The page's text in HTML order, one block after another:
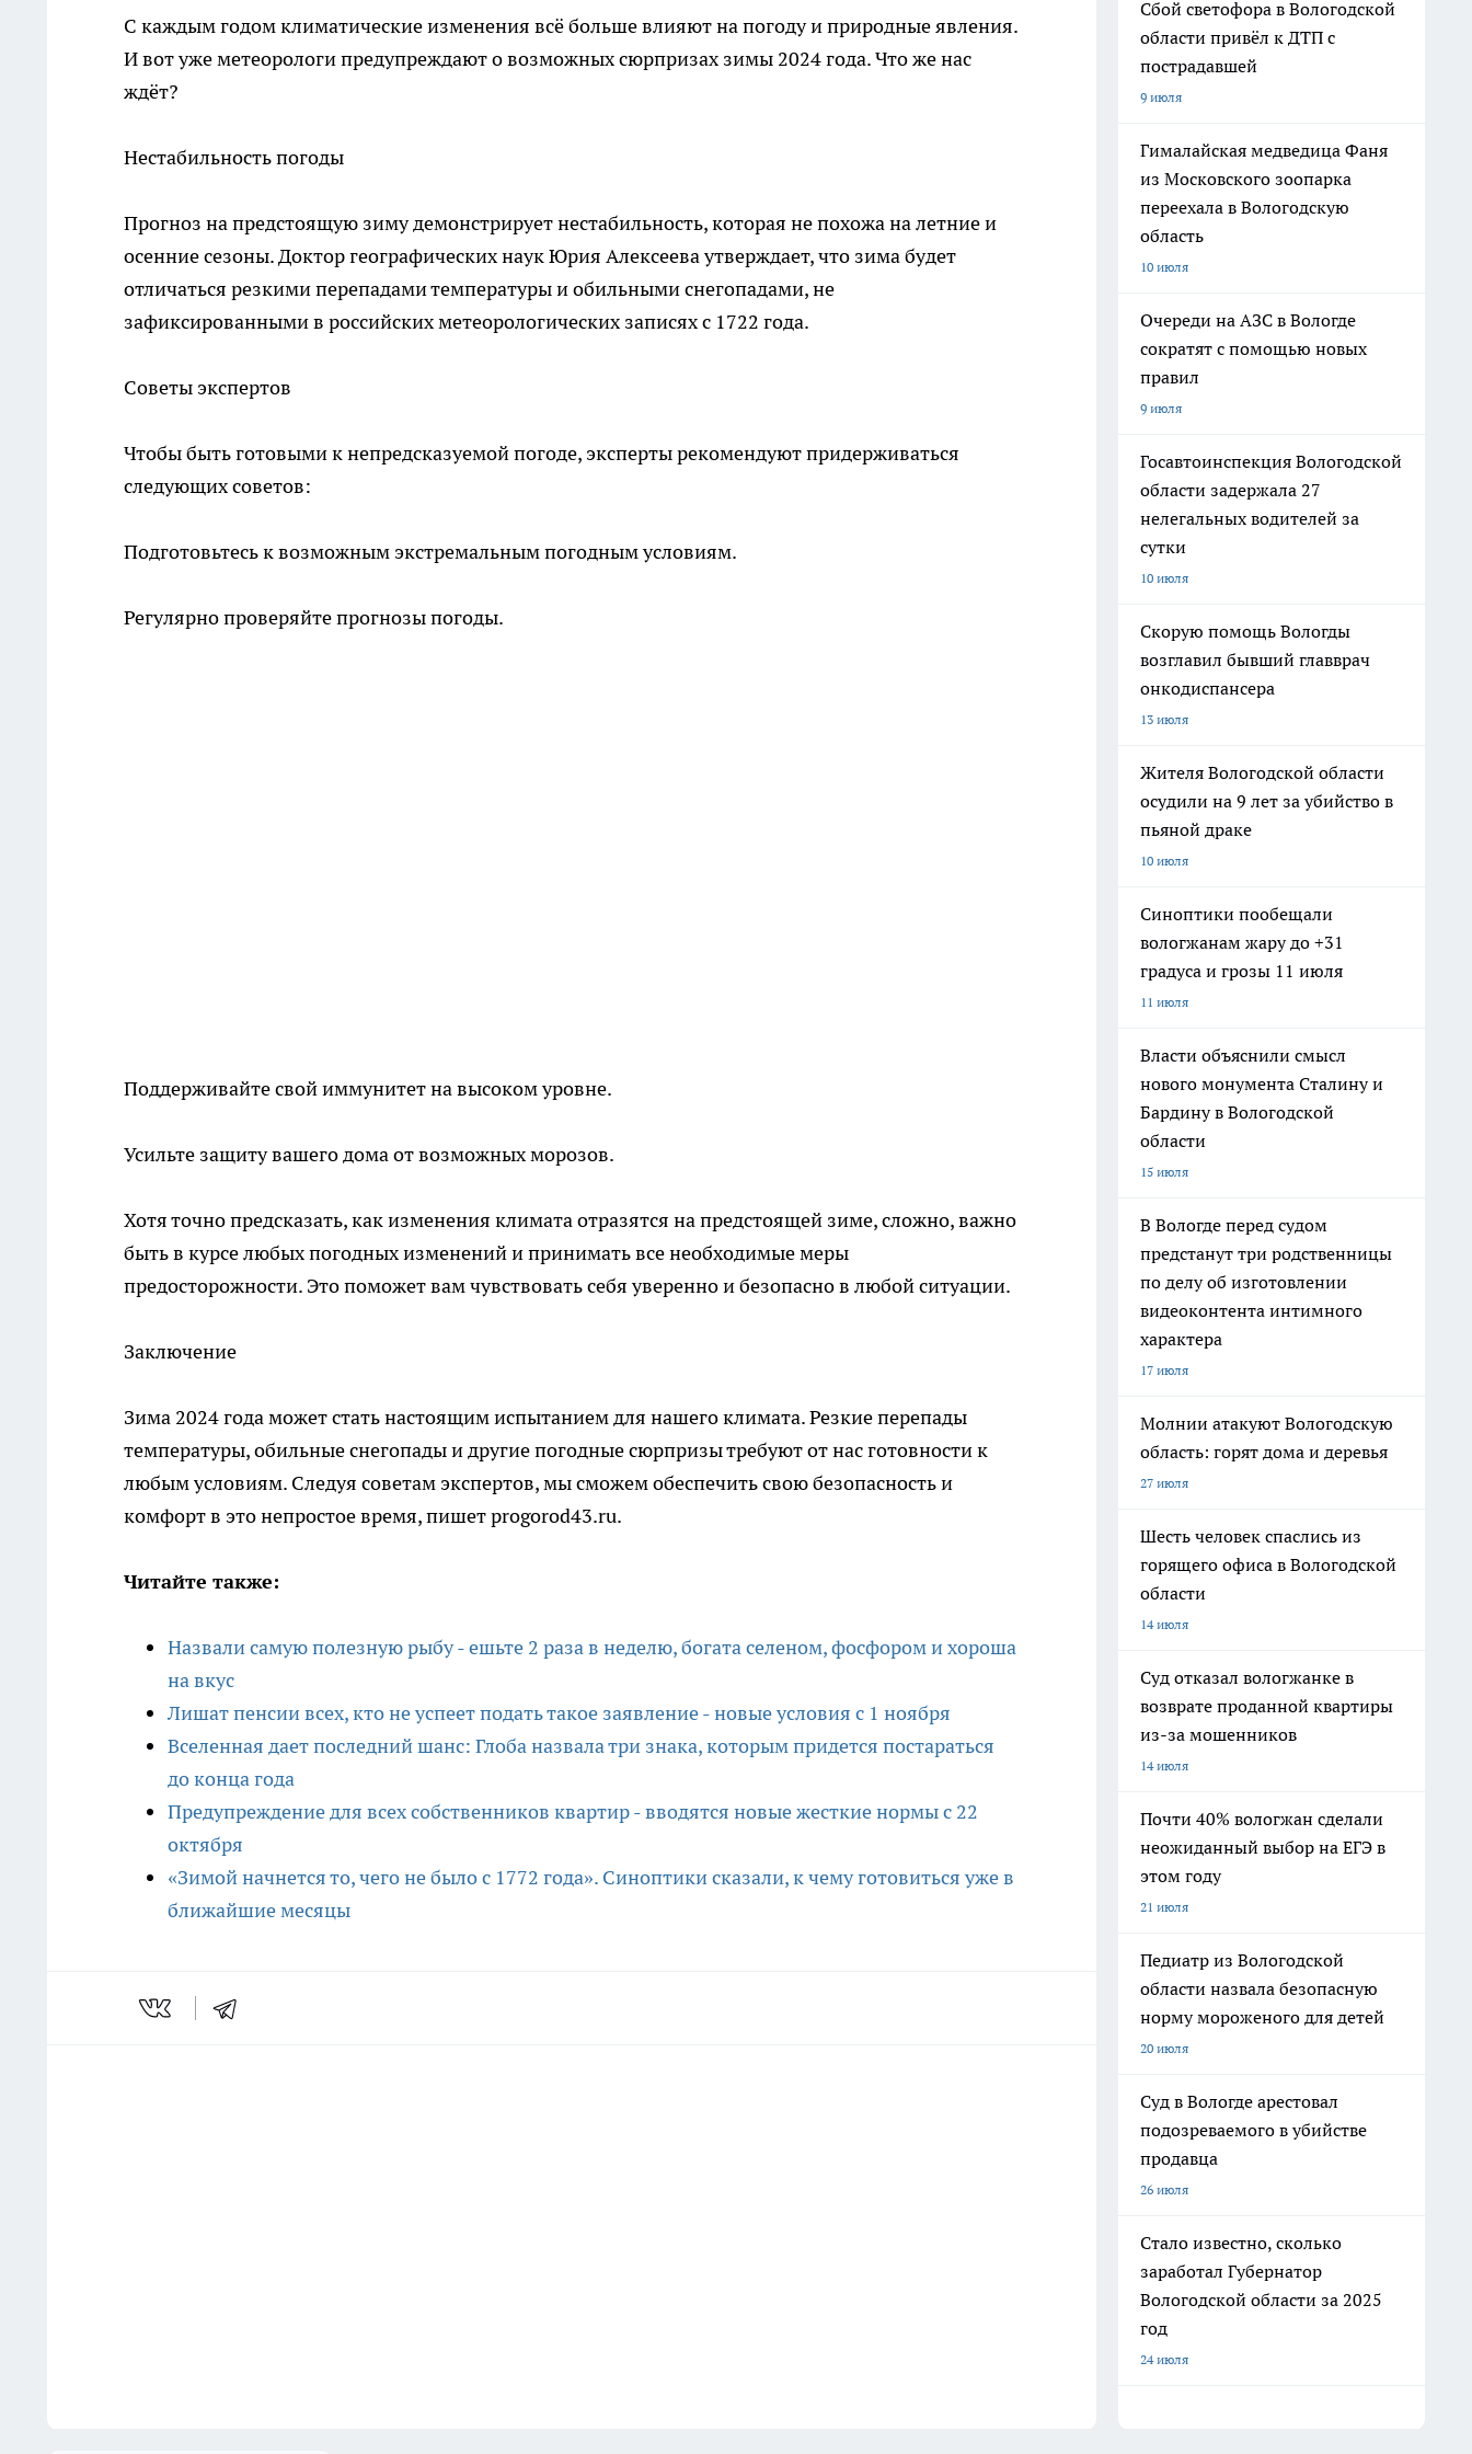
С каждым годом климатические изменения всё больше влияют на погоду и природные явления.
И вот уже метеорологи предупреждают о возможных сюрпризах зимы 2024 года. Что же нас
ждёт?
Нестабильность погоды
Прогноз на предстоящую зиму демонстрирует нестабильность, которая не похожа на летние и
осенние сезоны. Доктор географических наук Юрия Алексеева утверждает, что зима будет
отличаться резкими перепадами температуры и обильными снегопадами, не
зафиксированными в российских метеорологических записях с 1722 года.
Советы экспертов
Чтобы быть готовыми к непредсказуемой погоде, эксперты рекомендуют придерживаться
следующих советов:
Подготовьтесь к возможным экстремальным погодным условиям.
Регулярно проверяйте прогнозы погоды.
Поддерживайте свой иммунитет на высоком уровне.
Усильте защиту вашего дома от возможных морозов.
Хотя точно предсказать, как изменения климата отразятся на предстоящей зиме, сложно, важно
быть в курсе любых погодных изменений и принимать все необходимые меры
предосторожности. Это поможет вам чувствовать себя уверенно и безопасно в любой ситуации.
Заключение
Зима 2024 года может стать настоящим испытанием для нашего климата. Резкие перепады
температуры, обильные снегопады и другие погодные сюрпризы требуют от нас готовности к
любым условиям. Следуя советам экспертов, мы сможем обеспечить свою безопасность и
комфорт в это непростое время, пишет progorod43.ru.
Читайте также:
Назвали самую полезную рыбу - ешьте 2 раза в неделю, богата селеном, фосфором и хороша
на вкус
Лишат пенсии всех, кто не успеет подать такое заявление - новые условия с 1 ноября
Вселенная дает последний шанс: Глоба назвала три знака, которым придется постараться
до конца года
Предупреждение для всех собственников квартир - вводятся новые жесткие нормы с 22
октября
«Зимой начнется то, чего не было с 1772 года». Синоптики сказали, к чему готовиться уже в
ближайшие месяцы
Сбой светофора в Вологодской
области привёл к ДТП с
пострадавшей
9 июля
Гималайская медведица Фаня
из Московского зоопарка
переехала в Вологодскую
область
10 июля
Очереди на АЗС в Вологде
сократят с помощью новых
правил
9 июля
Госавтоинспекция Вологодской
области задержала 27
нелегальных водителей за
сутки
10 июля
Скорую помощь Вологды
возглавил бывший главврач
онкодиспансера
13 июля
Жителя Вологодской области
осудили на 9 лет за убийство в
пьяной драке
10 июля
Синоптики пообещали
вологжанам жару до +31
градуса и грозы 11 июля
11 июля
Власти объяснили смысл
нового монумента Сталину и
Бардину в Вологодской
области
15 июля
В Вологде перед судом
предстанут три родственницы
по делу об изготовлении
видеоконтента интимного
характера
17 июля
Молнии атакуют Вологодскую
область: горят дома и деревья
27 июля
Шесть человек спаслись из
горящего офиса в Вологодской
области
14 июля
Суд отказал вологжанке в
возврате проданной квартиры
из-за мошенников
14 июля
Почти 40% вологжан сделали
неожиданный выбор на ЕГЭ в
этом году
21 июля
Педиатр из Вологодской
области назвала безопасную
норму мороженого для детей
20 июля
Суд в Вологде арестовал
подозреваемого в убийстве
продавца
26 июля
Стало известно, сколько
заработал Губернатор
Вологодской области за 2025
год
24 июля